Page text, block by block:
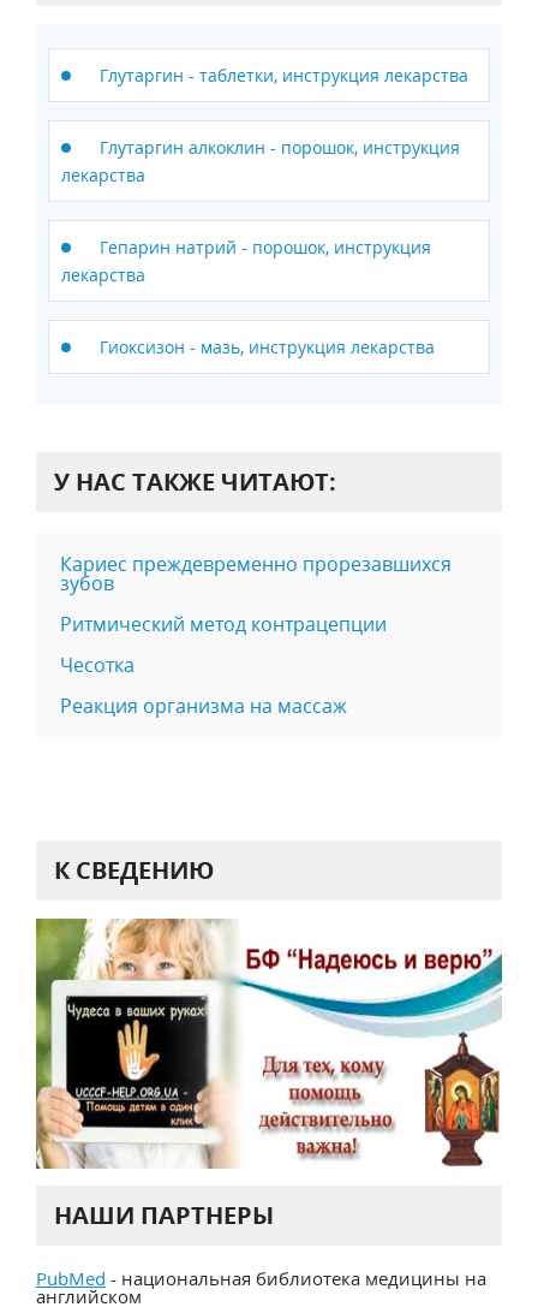
Глутаргин - таблетки, инструкция лекарства
Глутаргин алкоклин - порошок, инструкция
лекарства
Гепарин натрий - порошок, инструкция
лекарства
Гиоксизон - мазь, инструкция лекарства
У НАС ТАКЖЕ ЧИТАЮТ:
Кариес преждевременно прорезавшихся
зубов
Ритмический метод контрацепции
Чесотка
Реакция организма на массаж
К СВЕДЕНИЮ
НАШИ ПАРТНЕРЫ
PubMed - национальная библиотека медицины на
английском